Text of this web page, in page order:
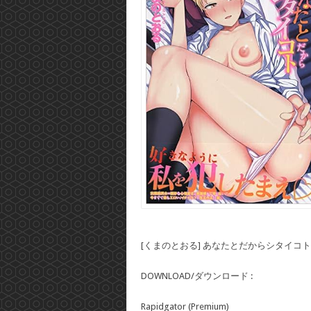
[くまのとおる] あなたとだからシタイコ
DOWNLOAD/ダウンロード :
Rapidgator (Premium)